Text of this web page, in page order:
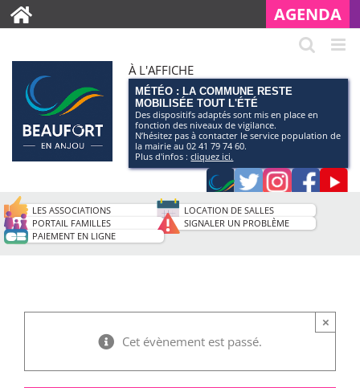
AGENDA
À L'AFFICHE
MÉTÉO : LA COMMUNE RESTE
MOBILISÉE TOUT L'ÉTÉ
Des dispositifs adaptés sont mis en place en
fonction des niveaux de vigilance.
N’hésitez pas à contacter le service population de
la mairie au 02 41 79 74 60.
Plus d'infos :cliquez ici.
Application
smartphone
de
TwitterInstagram
LES ASSOCIATIONS
LOCATION DE SALLES
PORTAIL FAMILLES
SIGNALER UN PROBLÈME
PAIEMENT EN LIGNE
Cet évènement est passé.
×